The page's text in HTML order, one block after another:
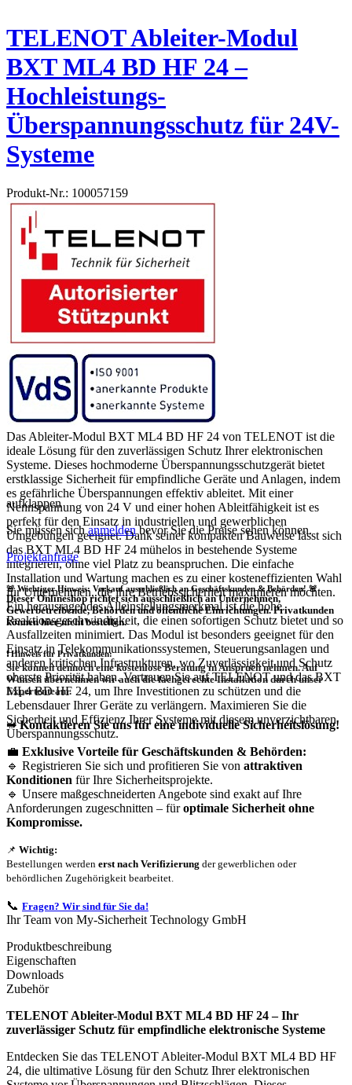
TELENOT Ableiter-Modul
BXT ML4 BD HF 24 –
Hochleistungs-
Überspannungsschutz für 24V-
Systeme
Produkt-Nr.: 100057159
Das Ableiter-Modul BXT ML4 BD HF 24 von TELENOT ist die
ideale Lösung für den zuverlässigen Schutz Ihrer elektronischen
Systeme. Dieses hochmoderne Überspannungsschutzgerät bietet
erstklassige Sicherheit für empfindliche Geräte und Anlagen, indem
es gefährliche Überspannungen effektiv ableitet. Mit einer
Nennspannung von 24 V und einer hohen Ableitfähigkeit ist es
perfekt für den Einsatz in industriellen und gewerblichen
Umgebungen geeignet. Dank seiner kompakten Bauweise lässt sich
das BXT ML4 BD HF 24 mühelos in bestehende Systeme
integrieren, ohne viel Platz zu beanspruchen. Die einfache
Installation und Wartung machen es zu einer kosteneffizienten Wahl
für Unternehmen, die ihre Betriebssicherheit maximieren möchten.
Ein herausragendes Alleinstellungsmerkmal ist die hohe
Reaktionsgeschwindigkeit, die einen sofortigen Schutz bietet und so
Ausfallzeiten minimiert. Das Modul ist besonders geeignet für den
Einsatz in Telekommunikationssystemen, Steuerungsanlagen und
anderen kritischen Infrastrukturen, wo Zuverlässigkeit und Schutz
oberste Priorität haben. Vertrauen Sie auf TELENOT und das BXT
ML4 BD HF 24, um Ihre Investitionen zu schützen und die
Lebensdauer Ihrer Geräte zu verlängern. Maximieren Sie die
Sicherheit und Effizienz Ihrer Systeme mit diesem unverzichtbaren
Überspannungsschutz.
aufklappen
Sie müssen sichanmeldenbevor Sie die Preise sehen können.
Projektanfrage
🚨 Wichtiger Hinweis: Verkauf ausschließlich an Geschäftskunden & Behörden! 🚨
Dieser Onlineshop richtet sichausschließlichan Unternehmen,
Gewerbetreibende, Behörden und öffentliche Einrichtungen.Privatkunden
können hier nicht bestellen.
❗Hinweis für Privatkunden:
Sie können dennoch einekostenlose Beratungin Anspruch nehmen. Auf
Wunsch übernehmen wir auch diefachgerechte Installationdurch unser
Expertenteam.
➡Kontaktieren Sie uns für eine individuelle Sicherheitslösung!
💼 Exklusive Vorteile für Geschäftskunden & Behörden:
🔹 Registrieren Sie sich und profitieren Sie von attraktiven
Konditionen für Ihre Sicherheitsprojekte.
🔹 Unsere maßgeschneiderten Angebote sind exakt auf Ihre
Anforderungen zugeschnitten – füroptimale Sicherheit ohne
Kompromisse.
📌 Wichtig:
Bestellungen werden erst nach Verifizierung der gewerblichen oder
behördlichen Zugehörigkeit bearbeitet.
📞 Fragen? Wir sind für Sie da!
Ihr Team von My-Sicherheit Technology GmbH
Produktbeschreibung
Eigenschaften
Downloads
Zubehör
TELENOT Ableiter-Modul BXT ML4 BD HF 24 – Ihr
zuverlässiger Schutz für empfindliche elektronische Systeme
Entdecken Sie das TELENOT Ableiter-Modul BXT ML4 BD HF
24, die ultimative Lösung für den Schutz Ihrer elektronischen